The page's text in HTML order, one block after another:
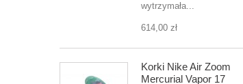
wytrzymała...
614,00 zł
Korki Nike Air Zoom
Mercurial Vapor 17